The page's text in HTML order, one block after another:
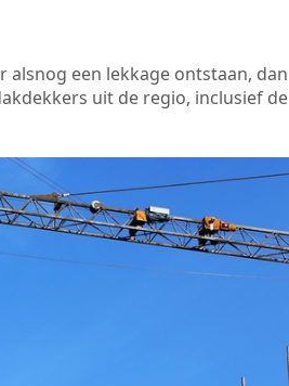
een lekkage ontstaan, dan
uit de regio, inclusief de